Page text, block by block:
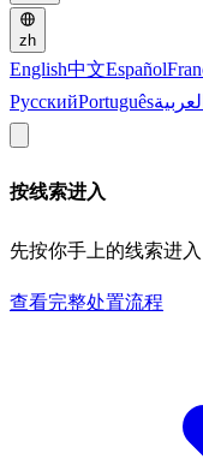
zh
English中文Español
РусскийPortuguês
按线索进入
先按你手上的线索进
查看完整处置流程